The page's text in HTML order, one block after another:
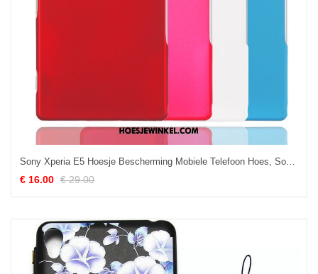
Sony Xperia E5 Hoesje Bescherming Mobiele Telefoon Hoes, Sony Xperia E5 Hoesje Hard Dun
€ 16.00 € 29.00